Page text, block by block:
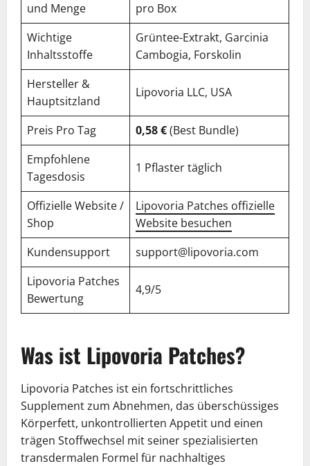
und Menge
pro Box
Wichtige
Inhaltsstoffe
Grüntee-Extrakt, Garcinia
Cambogia, Forskolin
Hersteller &
Hauptsitzland
Lipovoria LLC, USA
Preis Pro Tag 0,58 €(Best Bundle)
Empfohlene
Tagesdosis
1 Pflaster täglich
Offizielle Website /
Shop
Lipovoria Patches offizielle
Website besuchen
Kundensupport
support@lipovoria.com
Lipovoria Patches
Bewertung
4,9/5
Was ist Lipovoria Patches?
Lipovoria Patches ist ein fortschrittliches
Supplement zum Abnehmen, das überschüssiges
Körperfett, unkontrollierten Appetit und einen
trägen Stoffwechsel mit seiner spezialisierten
transdermalen Formel für nachhaltiges